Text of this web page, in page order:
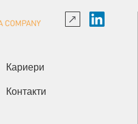
Кариери
Контакти